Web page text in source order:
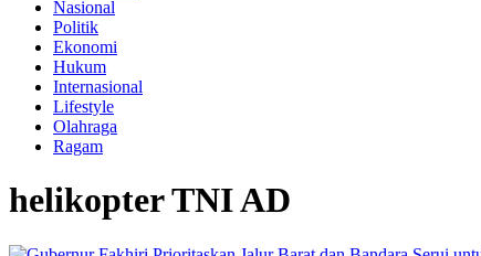
Nasional
Politik
Ekonomi
Hukum
Internasional
Lifestyle
Olahraga
Ragam
helikopter TNI AD